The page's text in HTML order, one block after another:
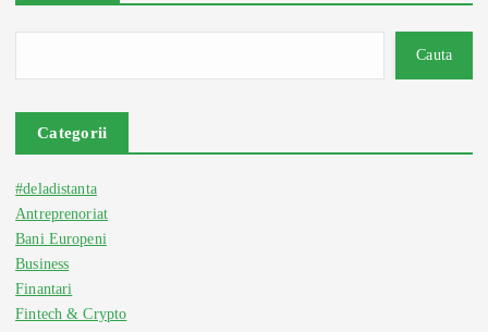
Cauta
Categorii
#deladistanta
Antreprenoriat
Bani Europeni
Business
Finantari
Fintech & Crypto